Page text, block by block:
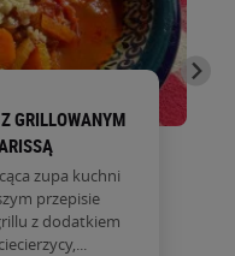
GRILLOWANYM
zupa kuchni
przepisie
z dodatkiem